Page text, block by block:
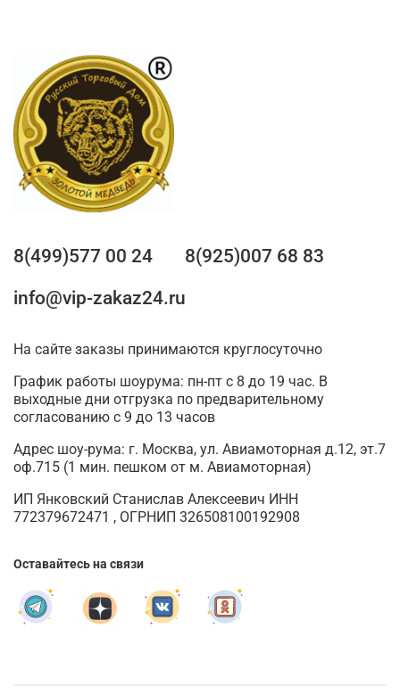
8(499)577 00 24
8(925)007 68 83
info@vip-zakaz24.ru
На сайте заказы принимаются круглосуточно
График работы шоурума: пн-пт с 8 до 19 час. В
выходные дни отгрузка по предварительному
согласованию с 9 до 13 часов
Адрес шоу-рума: г. Москва, ул. Авиамоторная д.12, эт.7
оф.715 (1 мин. пешком от м. Авиамоторная)
ИП Янковский Станислав Алексеевич ИНН
772379672471 , ОГРНИП 326508100192908
Оставайтесь на связи